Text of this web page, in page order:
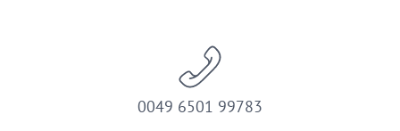
0049 6501 99783